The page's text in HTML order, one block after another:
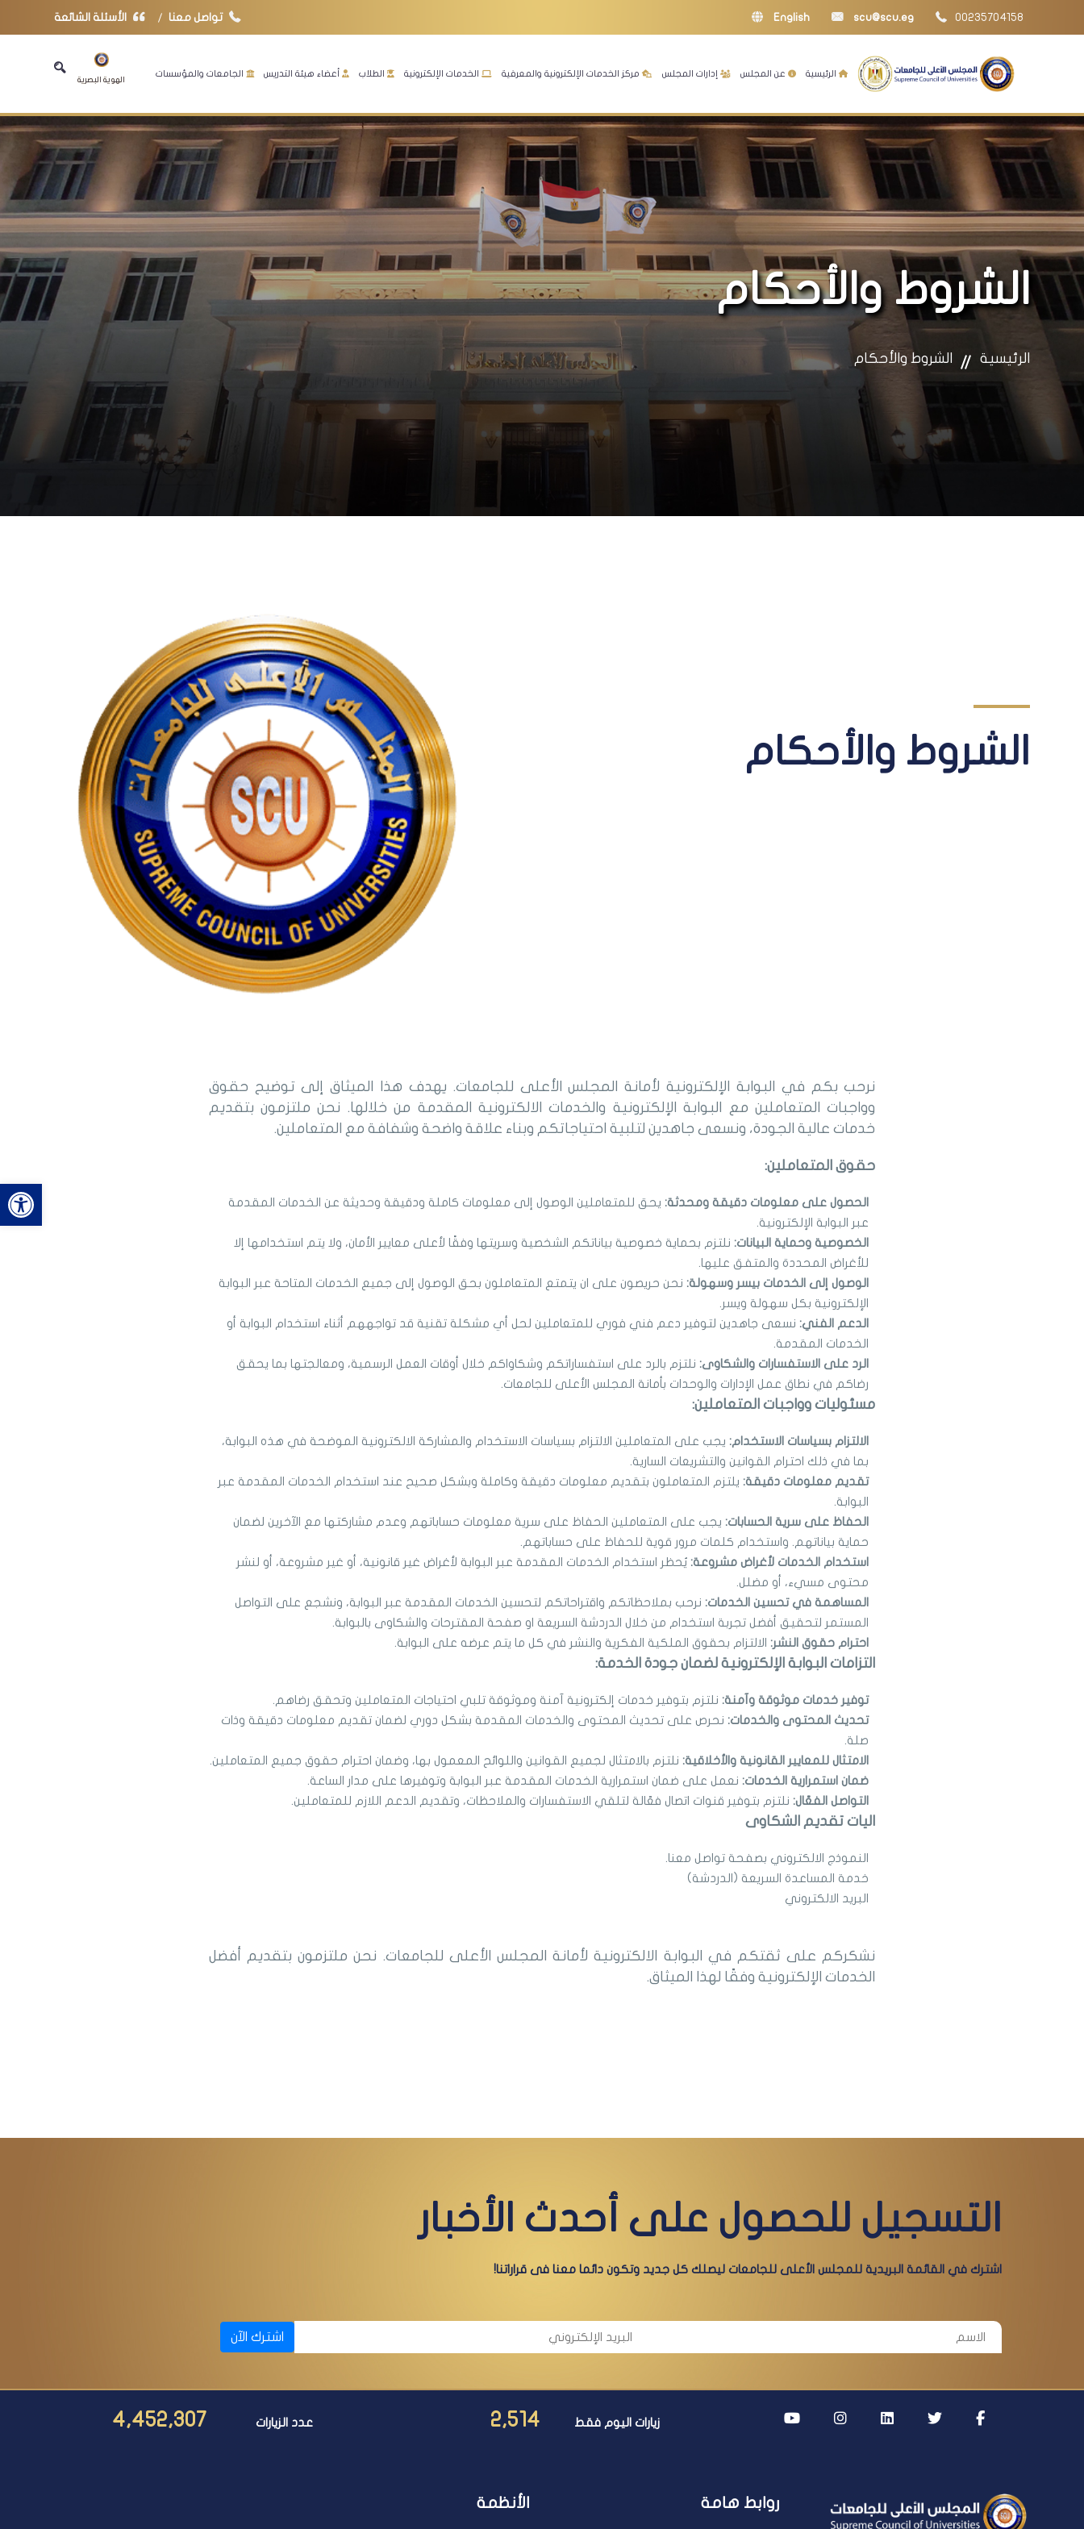
00235704158
scu@scu.eg
English تواصل معنا الأسئلة الشائعة
الرئيسية عن المجلس إدارات المجلس مركز الخدمات الإلكترونية والمعرفية الخدمات الإلكترونية الطلاب أعضاء هيئة التدريس الجامعات والمؤسسات
الهوية البصرية
الشروط والأحكام
الرئيسية الشروط والأحكام
الشروط والأحكام
نرحب بكم في البوابة الإلكترونية لأمانة المجلس الأعلى للجامعات. يهدف هذا الميثاق إلى توضيح حقوق
وواجبات المتعاملين مع البوابة الإلكترونية والخدمات الالكترونية المقدمة من خلالها. نحن ملتزمون بتقديم
خدمات عالية الجودة، ونسعى جاهدين لتلبية احتياجاتكم وبناء علاقة واضحة وشفافة مع المتعاملين.
حقوق المتعاملين:
الحصول على معلومات دقيقة ومحدثة: يحق للمتعاملين الوصول إلى معلومات كاملة ودقيقة وحديثة عن الخدمات المقدمة
عبر البوابة الإلكترونية.
الخصوصية وحماية البيانات: نلتزم بحماية خصوصية بياناتكم الشخصية وسريتها وفقًا لأعلى معايير الأمان، ولا يتم استخدامها إلا
للأغراض المحددة والمتفق عليها.
الوصول إلى الخدمات بيسر وسهولة: نحن حريصون على ان يتمتع المتعاملون بحق الوصول إلى جميع الخدمات المتاحة عبر البوابة
الإلكترونية بكل سهولة ويسر.
الدعم الفني: نسعى جاهدين لتوفير دعم فني فوري للمتعاملين لحل أي مشكلة تقنية قد تواجههم أثناء استخدام البوابة أو
الخدمات المقدمة.
الرد على الاستفسارات والشكاوى: نلتزم بالرد على استفساراتكم وشكاواكم خلال أوقات العمل الرسمية، ومعالجتها بما يحقق
رضاكم في نطاق عمل الإدارات والوحدات بأمانة المجلس الأعلى للجامعات.
مسئوليات وواجبات المتعاملين:
الالتزام بسياسات الاستخدام: يجب على المتعاملين الالتزام بسياسات الاستخدام والمشاركة الالكترونية الموضحة في هذه البوابة،
بما في ذلك احترام القوانين والتشريعات السارية.
تقديم معلومات دقيقة: يلتزم المتعاملون بتقديم معلومات دقيقة وكاملة وبشكل صحيح عند استخدام الخدمات المقدمة عبر
البوابة.
الحفاظ على سرية الحسابات: يجب على المتعاملين الحفاظ على سرية معلومات حساباتهم وعدم مشاركتها مع الآخرين لضمان
حماية بياناتهم. واستخدام كلمات مرور قوية للحفاظ على حساباتهم.
استخدام الخدمات لأغراض مشروعة: يُحظر استخدام الخدمات المقدمة عبر البوابة لأغراض غير قانونية، أو غير مشروعة، أو لنشر
محتوى مسيء، أو مضلل.
المساهمة في تحسين الخدمات: نرحب بملاحظاتكم واقتراحاتكم لتحسين الخدمات المقدمة عبر البوابة، ونشجع على التواصل
المستمر لتحقيق أفضل تجربة استخدام من خلال الدردشة السريعة او صفحة المقترحات والشكاوى بالبوابة.
احترام حقوق النشر: الالتزام بحقوق الملكية الفكرية والنشر في كل ما يتم عرضه على البوابة.
التزامات البوابة الإلكترونية لضمان جودة الخدمة:
توفير خدمات موثوقة وآمنة: نلتزم بتوفير خدمات إلكترونية آمنة وموثوقة تلبي احتياجات المتعاملين وتحقق رضاهم.
تحديث المحتوى والخدمات: نحرص على تحديث المحتوى والخدمات المقدمة بشكل دوري لضمان تقديم معلومات دقيقة وذات
صلة.
الامتثال للمعايير القانونية والأخلاقية: نلتزم بالامتثال لجميع القوانين واللوائح المعمول بها، وضمان احترام حقوق جميع المتعاملين.
ضمان استمرارية الخدمات: نعمل على ضمان استمرارية الخدمات المقدمة عبر البوابة وتوفيرها على مدار الساعة.
التواصل الفعّال: نلتزم بتوفير قنوات اتصال فعّالة لتلقي الاستفسارات والملاحظات، وتقديم الدعم اللازم للمتعاملين.
اليات تقديم الشكاوى
النموذج الالكتروني بصفحة تواصل معنا.
خدمة المساعدة السريعة (الدردشة)
البريد الالكتروني
نشكركم على ثقتكم في البوابة الالكترونية لأمانة المجلس الأعلى للجامعات. نحن ملتزمون بتقديم أفضل
الخدمات الإلكترونية وفقًا لهذا الميثاق.
التسجيل للحصول على أحدث الأخبار
اشترك في القائمة البريدية للمجلس الأعلى للجامعات ليصلك كل جديد وتكون دائما معنا فى قراراتنا!
اشترك الآن
زيارات اليوم فقط 2,514 عدد الزيارات 4,452,307
روابط هامة الأنظمة